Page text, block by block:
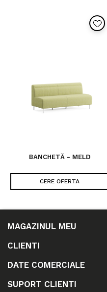
BANCHETĂ - MELD
CERE OFERTA
MAGAZINUL MEU
CLIENTI
DATE COMERCIALE
SUPORT CLIENTI